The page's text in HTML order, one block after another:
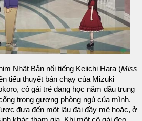
Nhật Bản nổi tiếng Keiichi Hara (Miss
tiểu thuyết bán chạy của Mizuki
cô gái trẻ đang học năm đầu trung
trong gương phòng ngủ của mình.
đưa đến một lâu đài đầy mê hoặc, ở